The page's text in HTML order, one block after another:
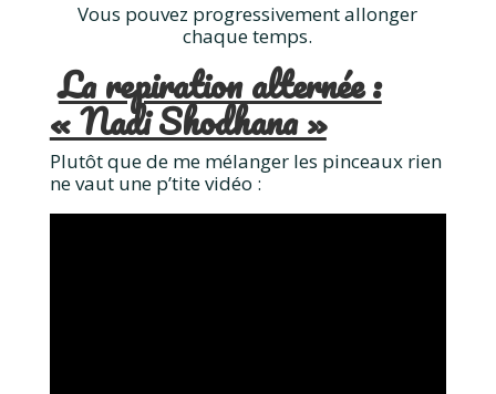
Vous pouvez progressivement allonger
chaque temps.
La repiration alternée :
« Nadi Shodhana »
Plutôt que de me mélanger les pinceaux rien
ne vaut une p’tite vidéo :